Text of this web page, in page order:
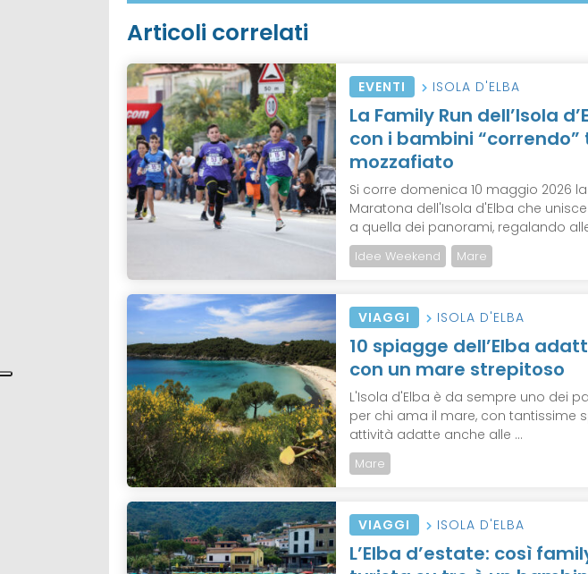
Articoli correlati
EVENTI ISOLA D'ELBA
La Family Run dell’Isola
con i bambini
mozzafiato
Si corre domenica 10 maggio 2026
Maratona dell'Isola d'Elba che
a quella dei panorami, regalando
Idee Weekend Mare
VIAGGI ISOLA D'ELBA
10 spiagge dell’Elba
con un mare strepitoso
L'Isola d'Elba è da sempre uno dei
per chi ama il mare, con tantissime
attività adatte anche alle ...
Mare
VIAGGI ISOLA D'ELBA
L’Elba d’estate: così